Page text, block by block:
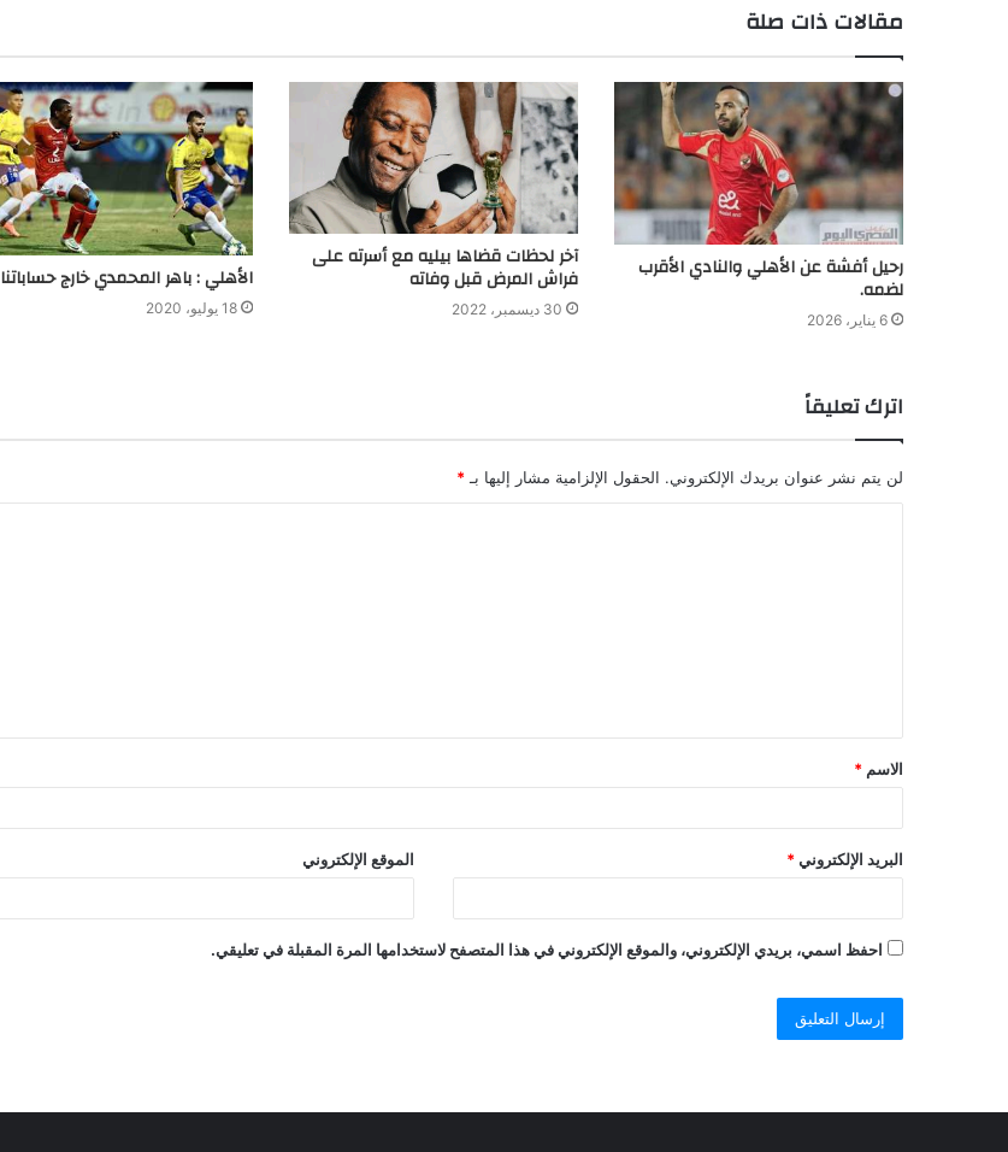
مقالات ذات صلة
رحيل أفشة عن الأهلي والنادي الأقرب
لضمه.
6 يناير، 2026
آخر لحظات قضاها بيليه مع أسرته على
فراش المرض قبل وفاته
30 ديسمبر، 2022
الأهلي : باهر المحمدي خارج حساباتنا
18 يوليو، 2020
اترك تعليقاً
لن يتم نشر عنوان بريدك الإلكتروني. الحقول الإلزامية مشار إليها بـ *
الاسم *
البريد الإلكتروني * الموقع الإلكتروني
احفظ اسمي، بريدي الإلكتروني، والموقع الإلكتروني في هذا المتصفح لاستخدامها المرة المقبلة في تعليقي.